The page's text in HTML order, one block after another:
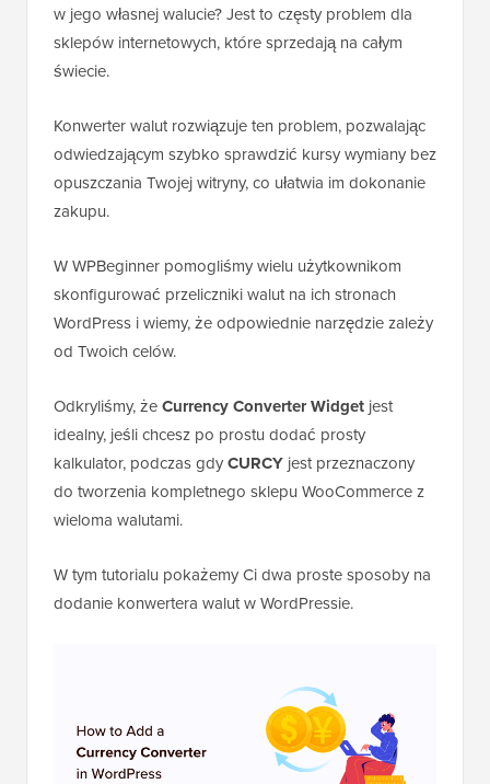
w jego własnej walucie? Jest to częsty problem dla
sklepów internetowych, które sprzedają na całym
świecie.
Konwerter walut rozwiązuje ten problem, pozwalając
odwiedzającym szybko sprawdzić kursy wymiany bez
opuszczania Twojej witryny, co ułatwia im dokonanie
zakupu.
W WPBeginner pomogliśmy wielu użytkownikom
skonfigurować przeliczniki walut na ich stronach
WordPress i wiemy, że odpowiednie narzędzie zależy
od Twoich celów.
Odkryliśmy, żeCurrency Converter Widget jest
idealny, jeśli chcesz po prostu dodać prosty
kalkulator, podczas gdyCURCY jest przeznaczony
do tworzenia kompletnego sklepu WooCommerce z
wieloma walutami.
W tym tutorialu pokażemy Ci dwa proste sposoby na
dodanie konwertera walut w WordPressie.